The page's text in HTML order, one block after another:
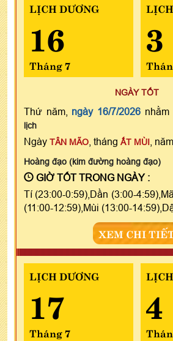
LỊCH DƯƠNG
16
Tháng 7
3
NGÀY TỐT
Thứ năm, ngày 16/7/2026
lịch
Ngày TÂN MÃO , tháng ẤT MÙI , năm
Hoàng đạo (kim đường hoàng đạo)
GIỜ TỐT TRONG NGÀY :
Tí (23:00-0:59),Dần (3:00-
(11:00-12:59),Mùi (13:00-
XEM CHI
LỊCH DƯƠNG
17
Tháng 7
4